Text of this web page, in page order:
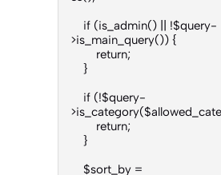
>is_main_query()) {